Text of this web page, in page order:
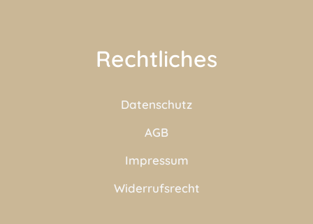
Rechtliches
Datenschutz
AGB
Impressum
Widerrufsrecht